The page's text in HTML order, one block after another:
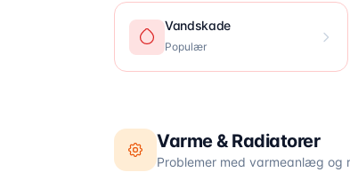
Vandskade
Populær
Varme & Radiatorer
Problemer med varmeanlæg og